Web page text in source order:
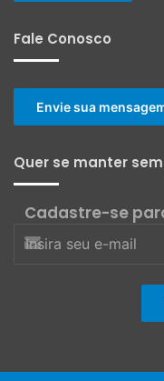
Fale Conosco
Envie sua
Quer se manter
Cadastre-se